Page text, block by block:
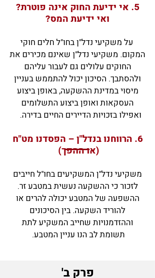
5. אי ידיעת החוק אינה פוטרת?
ואי ידיעת המס?
על משקיעי נדל"ן בחו"ל חלים חוקי
המקום. משקיעי נדל"ן שאינם מכירים את
החוקים עלולים גם לעבור עליהם
ולהסתבך. הסיכון יכול להתממש בעניין
מיסוי במדינת ההשקעה, באופן ביצוע
העסקאות ואופן ביצוע התשלומים
ואפילו בזכויות הדיירים החיים בדירה.
6. הרווחנו בנדל"ן – הפסדנו מט"ח
(או ההפך)
משקיעי נדל"ן המשקיעים בחו"ל חייבים
לזכור כי ההשקעה נעשית במטבע זר.
ההשפעה של המטבע יכולה להרים או
להוריד השקעה. בין הסיכונים
וההזדמנויות שחייב המשקיע לתת
תשומת לב הנו עניין המטבע. ​
פרק ב'